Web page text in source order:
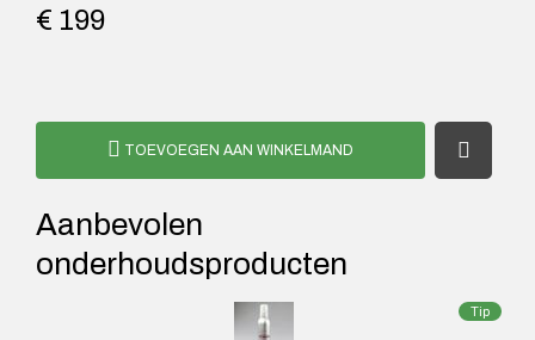
€ 199
TOEVOEGEN AAN WINKELMAND
Aanbevolen
onderhoudsproducten
Tip